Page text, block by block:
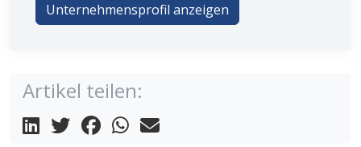
Unternehmensprofil anzeigen
Artikel teilen: